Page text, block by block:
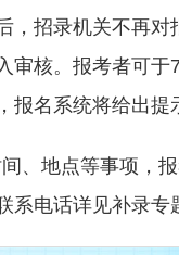
，招录机关不再
审核。报考者可
名系统将给出提
、地点等事项，
电话详见补录专